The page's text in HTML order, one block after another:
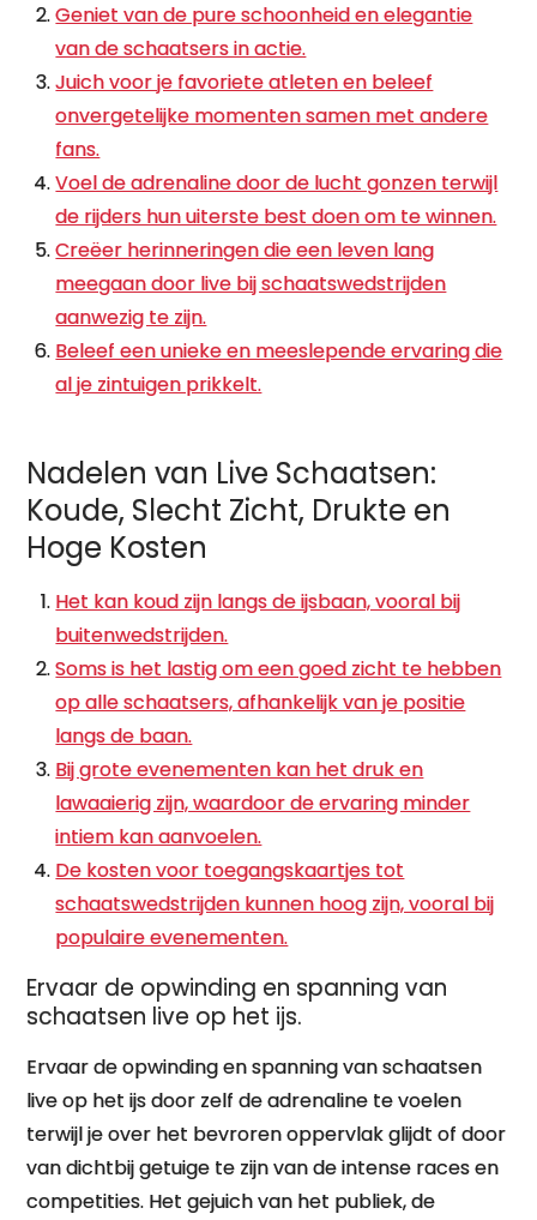
Geniet van de pure schoonheid en elegantie
van de schaatsers in actie.
Juich voor je favoriete atleten en beleef
onvergetelijke momenten samen met andere
fans.
Voel de adrenaline door de lucht gonzen terwijl
de rijders hun uiterste best doen om te winnen.
Creëer herinneringen die een leven lang
meegaan door live bij schaatswedstrijden
aanwezig te zijn.
Beleef een unieke en meeslepende ervaring die
al je zintuigen prikkelt.
Nadelen van Live Schaatsen:
Koude, Slecht Zicht, Drukte en
Hoge Kosten
Het kan koud zijn langs de ijsbaan, vooral bij
buitenwedstrijden.
Soms is het lastig om een goed zicht te hebben
op alle schaatsers, afhankelijk van je positie
langs de baan.
Bij grote evenementen kan het druk en
lawaaierig zijn, waardoor de ervaring minder
intiem kan aanvoelen.
De kosten voor toegangskaartjes tot
schaatswedstrijden kunnen hoog zijn, vooral bij
populaire evenementen.
Ervaar de opwinding en spanning van
schaatsen live op het ijs.
Ervaar de opwinding en spanning van schaatsen
live op het ijs door zelf de adrenaline te voelen
terwijl je over het bevroren oppervlak glijdt of door
van dichtbij getuige te zijn van de intense races en
competities. Het gejuich van het publiek, de